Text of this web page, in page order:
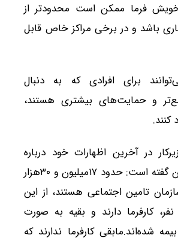
فرما ممکن است محدودتر از
باشد و در برخی مراکز خاص قابل
برای افرادی که به دنبال
و حمایت‌های بیشتری هستند،
در آخرین اظهارات خود درباره
تعداد بیمه شدگان گفته است: حدود ۱۷میلیون و ۳۰هزار
تامین اجتماعی هستند، از این
نفر، کارفرما دارند و بقیه به صورت
شده‌اند.مابقی کارفرما ندارند که